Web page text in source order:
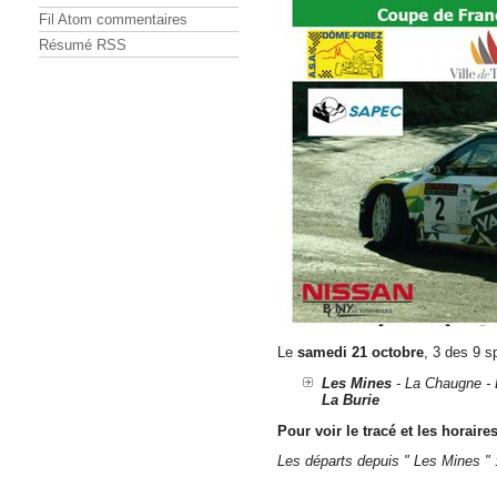
Le samedi 21 octobre, 3 des 9
Les Mines - La Chaugne -
La Burie
Pour voir le tracé et les
Les départs depuis " Les Mines "
Fil Atom commentaires
Résumé RSS